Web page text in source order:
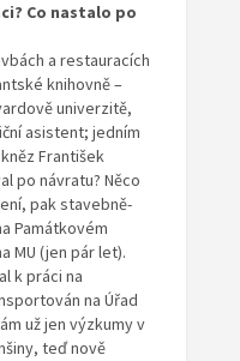
Co nastalo po
a restauracích
knihovně –
univerzitě,
asistent; jedním
František
po návratu? Něco
pak stavebně-
Památkovém
MU (jen pár let).
k práci na
na Úřad
už jen výzkumy v
teď nově